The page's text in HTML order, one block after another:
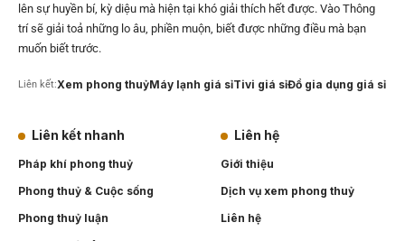
lên sự huyền bí, kỳ diệu mà hiện tại khó giải thích hết được. Vào Thông
trí sẽ giải toả những lo âu, phiền muộn, biết được những điều mà bạn
muốn biết trước.
Liên kết:Xem phong thuỷMáy lạnh giá sỉTivi giá sỉĐồ gia dụng giá sỉ
Liên kết nhanh
Pháp khí phong thuỷ
Phong thuỷ & Cuộc sống
Phong thuỷ luận
Liên hệ
Giới thiệu
Dịch vụ xem phong thuỷ
Liên hệ